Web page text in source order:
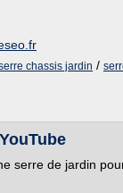
chassis jardin /
serre de jardin